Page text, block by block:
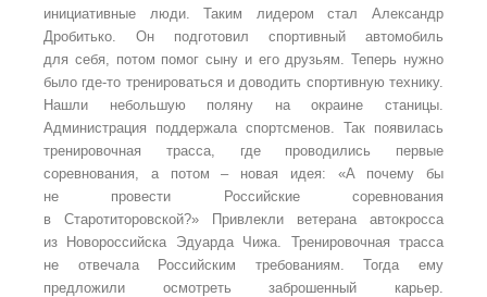
инициативные люди. Таким лидером стал Александр
Дробитько. Он подготовил спортивный автомобиль
для себя, потом помог сыну и его друзьям. Теперь нужно
было где-то тренироваться и доводить спортивную технику.
Нашли небольшую поляну на окраине станицы.
Администрация поддержала спортсменов. Так появилась
тренировочная трасса, где проводились первые
соревнования, а потом – новая идея: «А почему бы
не провести Российские соревнования
в Старотиторовской?» Привлекли ветерана автокросса
из Новороссийска Эдуарда Чижа. Тренировочная трасса
не отвечала Российским требованиям. Тогда ему
предложили осмотреть заброшенный карьер.